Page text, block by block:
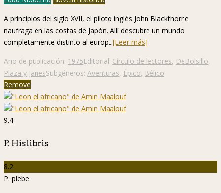
A principios del siglo XVII, el piloto inglés John Blackthorne
naufraga en las costas de Japón. Allí descubre un mundo
completamente distinto al europ...[Leer más]
Año de publicación: 1975Editorial: Círculo de lectores, DeBolsillo,
Plaza y JanesSubgéneros: Aventuras, Épico, Bélico
Remove
9.4
P. Hislibris
8.2
P. plebe